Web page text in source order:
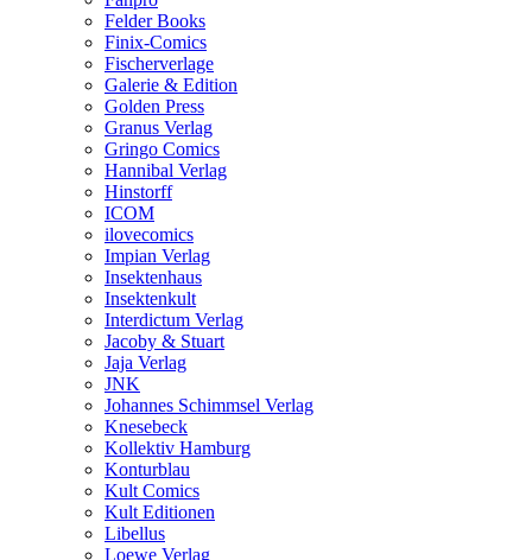
Felder Books
Finix-Comics
Fischerverlage
Galerie & Edition
Golden Press
Granus Verlag
Gringo Comics
Hannibal Verlag
Hinstorff
ICOM
ilovecomics
Impian Verlag
Insektenhaus
Insektenkult
Interdictum Verlag
Jacoby & Stuart
Jaja Verlag
JNK
Johannes Schimmsel Verlag
Knesebeck
Kollektiv Hamburg
Konturblau
Kult Comics
Kult Editionen
Libellus
Loewe Verlag